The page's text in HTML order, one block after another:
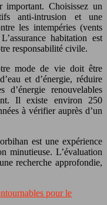
Choisissez un
anti-intrusion et une
les intempéries (vents
habitation est
responsabilité civile.
mode de vie doit être
et d’énergie, réduire
renouvelables
Il existe environ 250
à vérifier auprès d’un
est une expérience
minutieuse. L’évaluation
recherche approfondie,
pour le